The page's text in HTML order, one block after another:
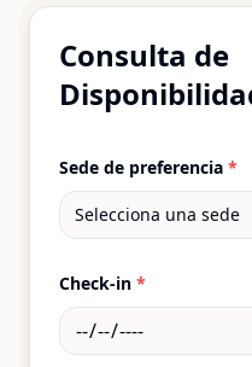
Consulta de
Sede de preferencia *
Selecciona una sede
Check-in *